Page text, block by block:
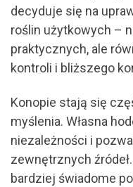
decyduje się na
roślin użytkowych –
praktycznych, ale
kontroli i bliższego
Konopie stają się
myślenia. Własna
niezależności i
zewnętrznych
bardziej świadome